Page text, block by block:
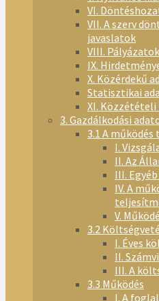
VI.
VII. A szerv
javaslatok
VIII. Pályázatok
IX.
X. Közérdekű
Statisztikai
XI.
3. Gazdálkodási
3.1 A
I.
II. Az
III.
IV. A
V.
3.2
I. Éves
II.
III. A
3.3 Működés
I. A